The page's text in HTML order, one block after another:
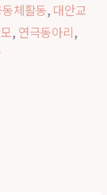
체활동, 대안교
, 연극동아리,